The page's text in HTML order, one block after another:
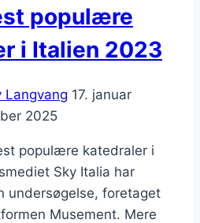
populære
i Italien 2023
Langvang 17. januar
2025
populære katedraler i
Sky Italia har
undersøgelse, foretaget
Musement. Mere